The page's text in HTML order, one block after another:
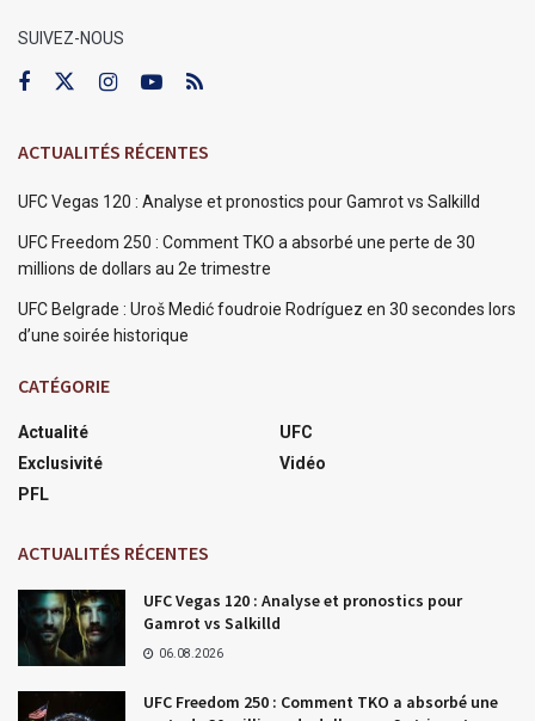
SUIVEZ-NOUS
ACTUALITÉS RÉCENTES
UFC Vegas 120 : Analyse et pronostics pour Gamrot vs Salkilld
UFC Freedom 250 : Comment TKO a absorbé une perte de 30
millions de dollars au 2e trimestre
UFC Belgrade : Uroš Medić foudroie Rodríguez en 30 secondes lors
d’une soirée historique
CATÉGORIE
Actualité
Exclusivité
PFL
UFC
Vidéo
ACTUALITÉS RÉCENTES
UFC Vegas 120 : Analyse et pronostics pour
Gamrot vs Salkilld
06.08.2026
UFC Freedom 250 : Comment TKO a absorbé une